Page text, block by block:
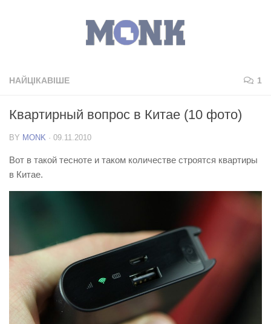
НАЙЦІКАВІШЕ 1
Квартирный вопрос в Китае (10 фото)
BY MONK · 09.11.2010
Вот в такой тесноте и таком количестве строятся квартиры
в Китае.